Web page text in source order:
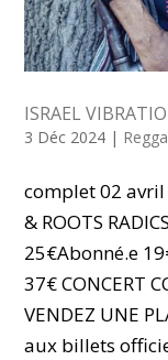
ISRAEL
3 Déc 2024 |
complet 02 avril
& ROOTS
25€Abonné.e
37€ CONCERT
VENDEZ UNE
aux billets